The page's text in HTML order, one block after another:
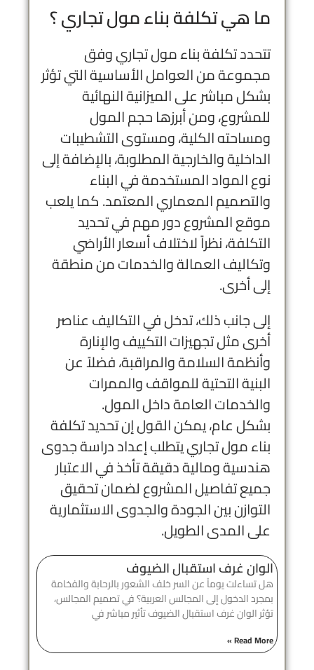
ما هي تكلفة بناء مول تجاري ؟
تتحدد تكلفة بناء مول تجاري وفق
مجموعة من العوامل الأساسية التي تؤثر
بشكل مباشر على الميزانية النهائية
للمشروع، ومن أبرزها حجم المول
ومساحته الكلية، ومستوى التشطيبات
الداخلية والخارجية المطلوبة، بالإضافة إلى
نوع المواد المستخدمة في البناء
والتصميم المعماري المعتمد. كما يلعب
موقع المشروع دور مهم في تحديد
التكلفة، نظراً لاختلاف أسعار الأراضي
وتكاليف العمالة والخدمات من منطقة
إلى أخرى.
إلى جانب ذلك، تدخل في التكاليف عناصر
أخرى مثل تجهيزات التكييف والإنارة
وأنظمة السلامة والمراقبة، فضلاً عن
البنية التحتية للمواقف والممرات
والخدمات العامة داخل المول.
بشكل عام، يمكن القول إن تحديد تكلفة
بناء مول تجاري يتطلب إعداد دراسة جدوى
هندسية ومالية دقيقة تأخذ في الاعتبار
جميع تفاصيل المشروع لضمان تحقيق
التوازن بين الجودة والجدوى الاستثمارية
على المدى الطويل.
الوان غرف استقبال الضيوف
هل تساءلت يوماً عن السر خلف الشعور بالرحابة والفخامة
بمجرد الدخول إلى المجالس العربية؟ في تصميم المجالس،
تؤثر الوان غرف استقبال الضيوف تأثير مباشر في
Read More »